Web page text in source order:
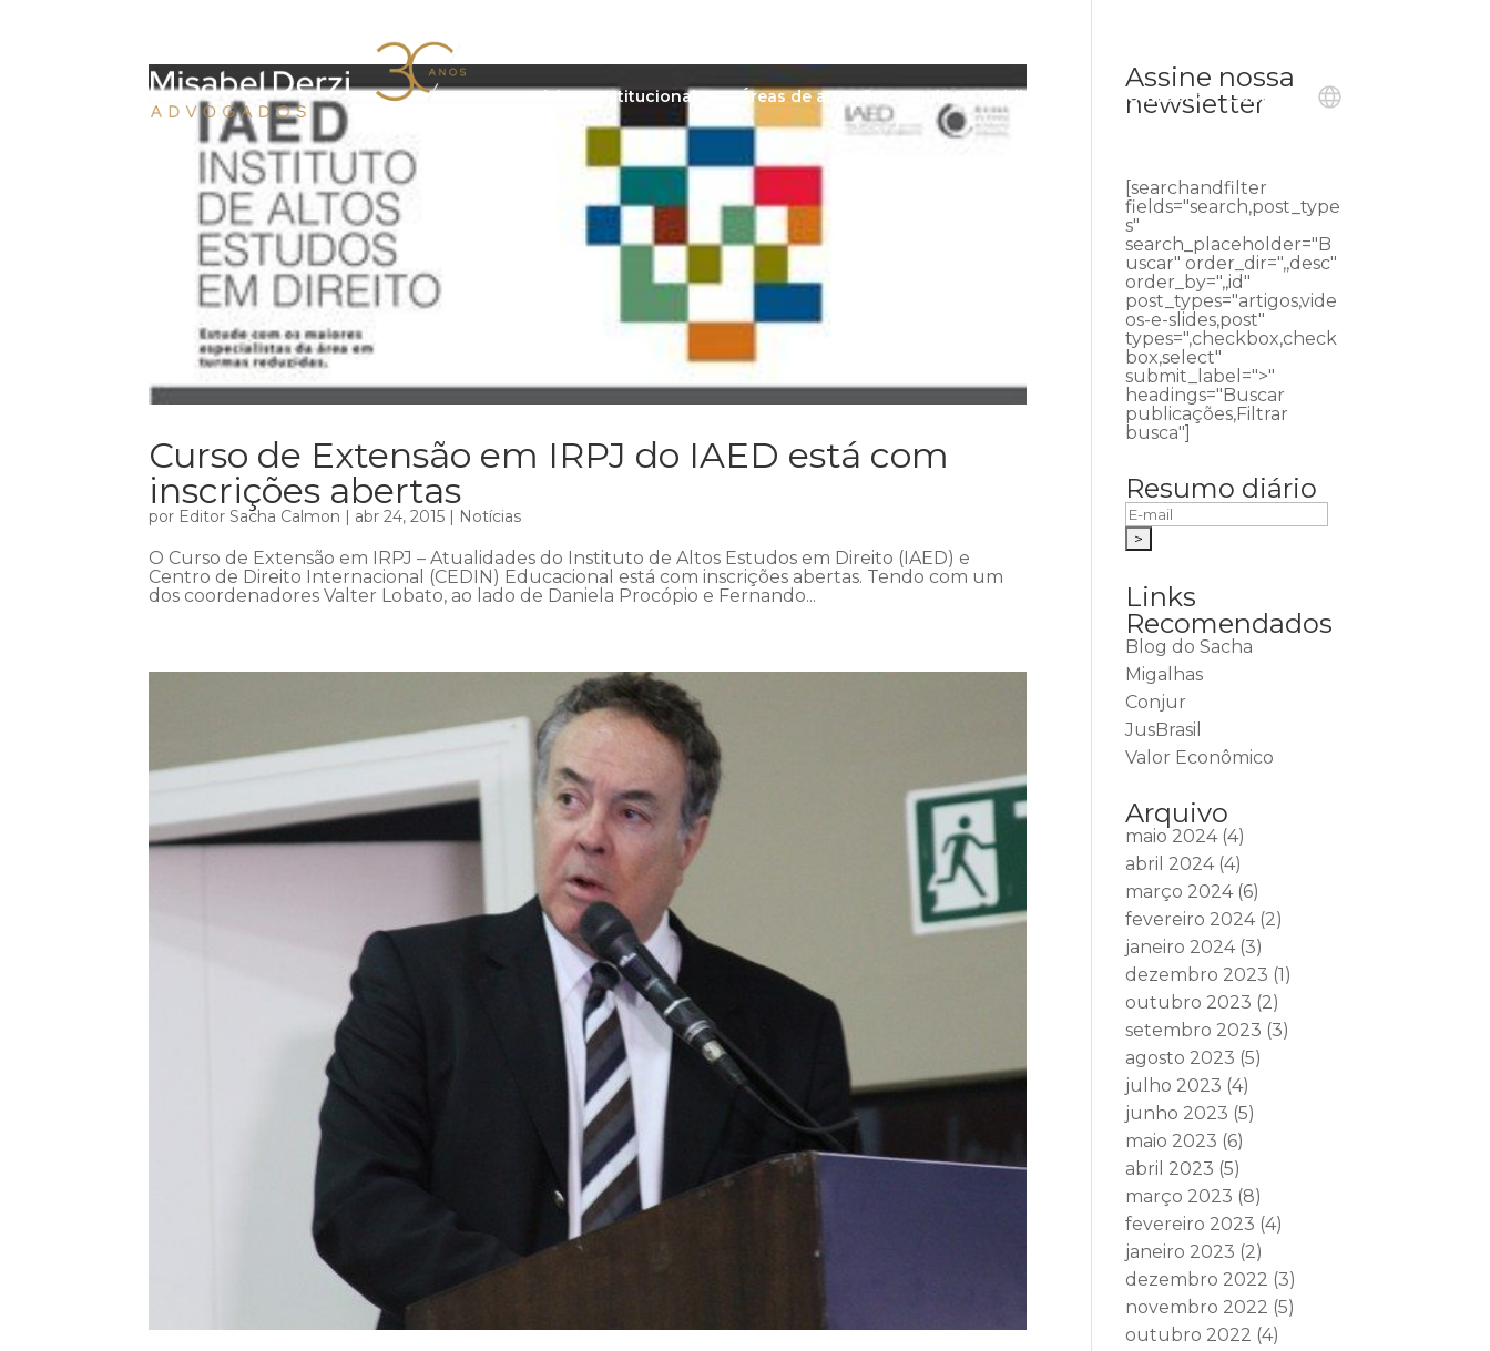
Início Institucional Áreas de atuação Equipe Publicações Ouvidoria Contato
Curso de Extensão em IRPJ do IAED está com
inscrições abertas
por Editor Sacha Calmon abr 24, 2015 Notícias
O Curso de Extensão em IRPJ – Atualidades do Instituto de Altos Estudos em Direito (IAED) e
Centro de Direito Internacional (CEDIN) Educacional está com inscrições abertas. Tendo com um
dos coordenadores Valter Lobato, ao lado de Daniela Procópio e Fernando...
Assine nossa
newsletter
[searchandfilter
fields="search,post_type
s"
search_placeholder="B
uscar" order_dir=",,desc"
order_by=",,id"
post_types="artigos,vide
os-e-slides,post"
types=",checkbox,check
box,select"
submit_label=">"
headings="Buscar
publicações,Filtrar
busca"]
Resumo diário
Links
Recomendados
Blog do Sacha
Migalhas
Conjur
JusBrasil
Valor Econômico
Arquivo
maio 2024(4)
abril 2024(4)
março 2024(6)
fevereiro 2024(2)
janeiro 2024(3)
dezembro 2023 (1)
outubro 2023 (2)
setembro 2023 (3)
agosto 2023 (5)
julho 2023 (4)
junho 2023 (5)
maio 2023 (6)
abril 2023 (5)
março 2023 (8)
fevereiro 2023 (4)
janeiro 2023 (2)
dezembro 2022 (3)
novembro 2022 (5)
outubro 2022 (4)